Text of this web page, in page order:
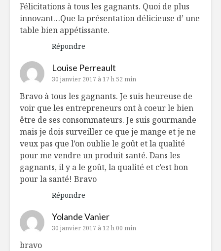
Félicitations à tous les gagnants. Quoi de plus
innovant…Que la présentation délicieuse d’ une
table bien appétissante.
Répondre
Louise Perreault
30 janvier 2017 à 17 h 52 min
Bravo à tous les gagnants. Je suis heureuse de
voir que les entrepreneurs ont à coeur le bien
être de ses consommateurs. Je suis gourmande
mais je dois surveiller ce que je mange et je ne
veux pas que l’on oublie le goût et la qualité
pour me vendre un produit santé. Dans les
gagnants, il y a le goût, la qualité et c’est bon
pour la santé! Bravo
Répondre
Yolande Vanier
30 janvier 2017 à 12 h 00 min
bravo